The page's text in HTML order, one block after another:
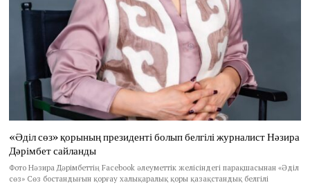
«Әділ сөз» қорының президенті болып белгілі журналист Нәзира
Дәрімбет сайланды
Фото Нәзира Дәрімбеттің Facebook әлеуметтік желісіндегі парақшасынан «Әділ
сөз» Сөз бостандығын қорғау халықаралық қоры қазақстандық белгілі